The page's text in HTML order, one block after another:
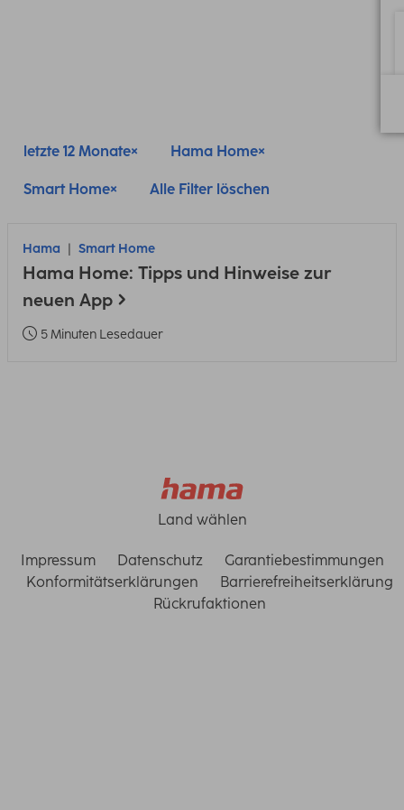
letzte 12 Monate Hama Home
Smart Home Alle Filter löschen
Hama Smart Home
Hama Home: Tipps und Hinweise zur
neuen App
5 Minuten Lesedauer
Land wählen
Impressum Datenschutz
Garantiebestimmungen
Konformitätserklärungen
Barrierefreiheitserklärung
Rückrufaktionen